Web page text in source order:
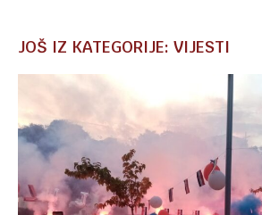
JOŠ IZ KATEGORIJE: VIJESTI